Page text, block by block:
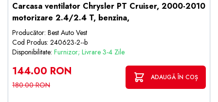
Carcasa ventilator Chrysler PT Cruiser, 2000-2010
motorizare 2.4/2.4 T, benzina,
Producător: Best Auto Vest
Cod Produs: 240623-2--b
Disponibilitate: Furnizor; Livrare 3-4 Zile
144.00 RON
180.00 RON
ADAUGĂ ÎN COȘ